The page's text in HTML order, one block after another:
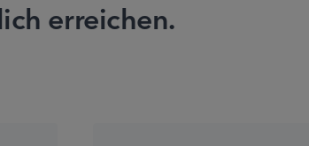
erreichen.